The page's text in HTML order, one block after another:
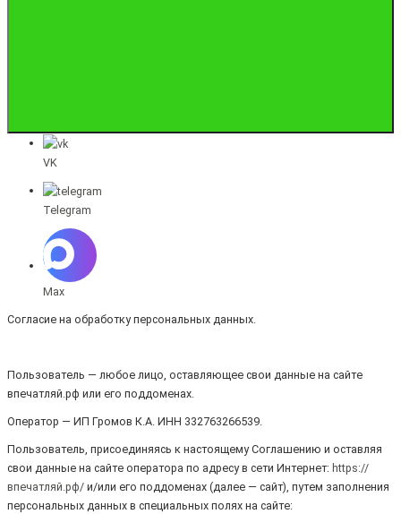
VK
Telegram
Max
Согласие на обработку персональных данных.
Пользователь — любое лицо, оставляющее свои данные на сайте
впечатляй.рф или его поддоменах.
Оператор — ИП Громов К.А. ИНН 332763266539.
Пользователь, присоединяясь к настоящему Соглашению и оставляя
свои данные на сайте оператора по адресу в сети Интернет: https://
впечатляй.рф/ и/или его поддоменах (далее — сайт), путем заполнения
персональных данных в специальных полях на сайте: